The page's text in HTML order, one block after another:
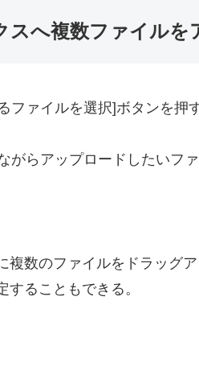
スへ複数ファイルを
ファイルを選択]ボタンを押す
がらアップロードしたいファ
数のファイルをドラッグ
することもできる。